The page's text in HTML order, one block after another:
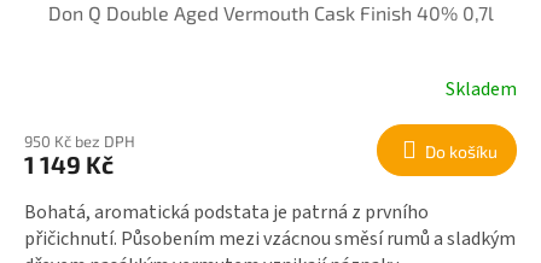
Don Q Double Aged Vermouth Cask Finish 40% 0,7l
Skladem
950 Kč bez DPH
1 149 Kč Do košíku
Bohatá, aromatická podstata je patrná z prvního
přičichnutí. Působením mezi vzácnou směsí rumů a sladkým